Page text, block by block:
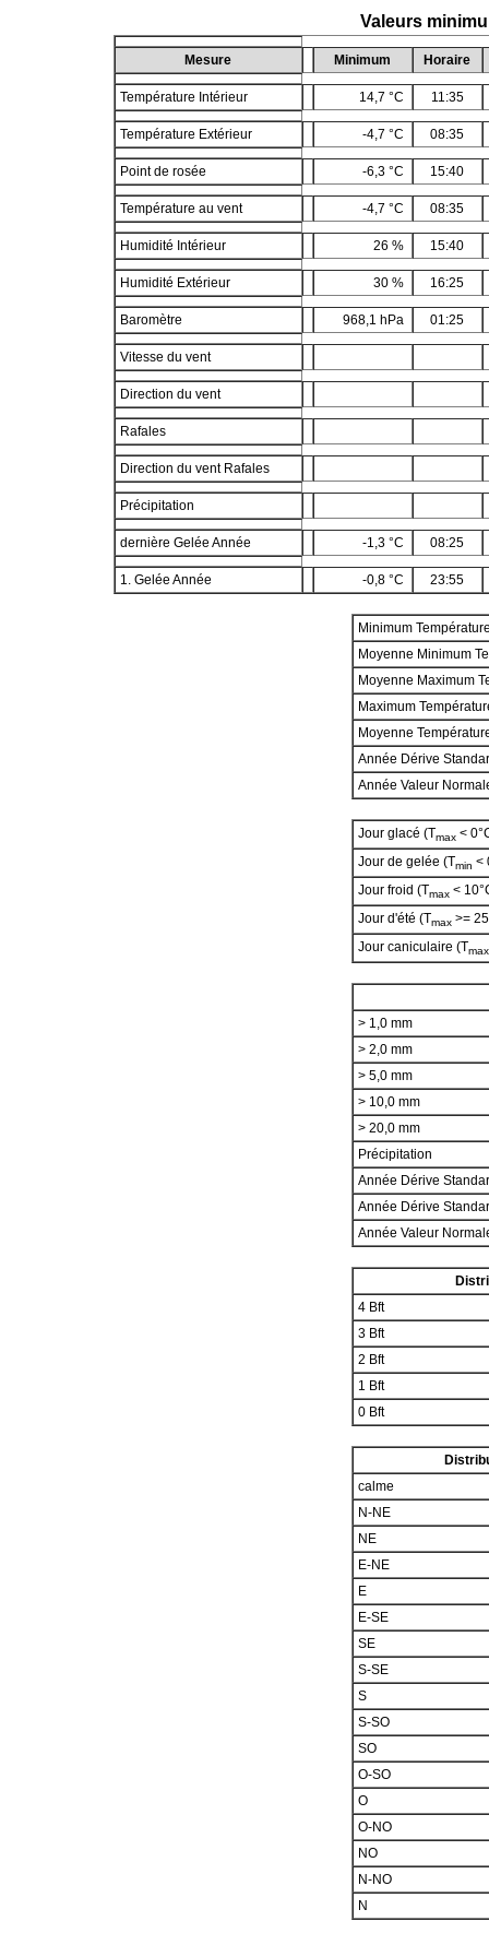
Valeurs
Mesure Minimum Horaire
Température Intérieur 14,7 °C 11:35
Température Extérieur -4,7 °C 08:35
Point de rosée -6,3 °C 15:40
Température au vent -4,7 °C 08:35
Humidité Intérieur 26 % 15:40
Humidité Extérieur 30 % 16:25
Baromètre 968,1 hPa 01:25
Vitesse du vent
Direction du vent
Rafales
Direction du vent Rafales
Précipitation
dernière Gelée Année -1,3 °C 08:25
1. Gelée Année -0,8 °C 23:55
Minimum
Moyenne Minimum
Moyenne Maximum
Maximum
Moyenne
Année Dérive
Année Valeur
Jour glacé (Tmax<
Jour de gelée (Tmin <
Jour froid (Tmax<
Jour d'été (Tmax>=
Jour caniculaire (Tmax
> 1,0 mm
> 2,0 mm
> 5,0 mm
> 10,0 mm
> 20,0 mm
Précipitation
Année Dérive
Année Dérive
Année Valeur
4 Bft
3 Bft
2 Bft
1 Bft
0 Bft
calme
N-NE
NE
E-NE
E
E-SE
SE
S-SE
S
S-SO
SO
O-SO
O
O-NO
NO
N-NO
N